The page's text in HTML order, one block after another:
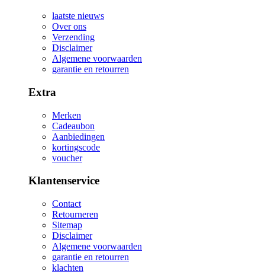
laatste nieuws
Over ons
Verzending
Disclaimer
Algemene voorwaarden
garantie en retourren
Extra
Merken
Cadeaubon
Aanbiedingen
kortingscode
voucher
Klantenservice
Contact
Retourneren
Sitemap
Disclaimer
Algemene voorwaarden
garantie en retourren
klachten